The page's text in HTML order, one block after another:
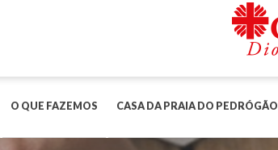
O QUE FAZEMOS CASA DA PRAIA DO PEDRÓGÃO